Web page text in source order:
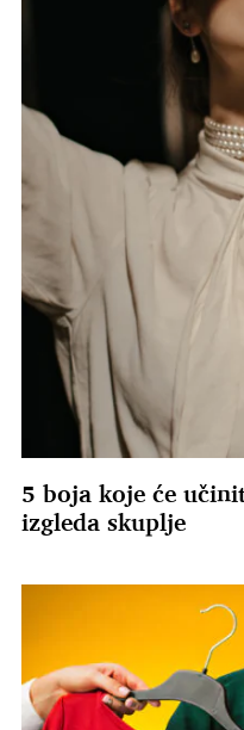
5 boja koje će
izgleda skuplje